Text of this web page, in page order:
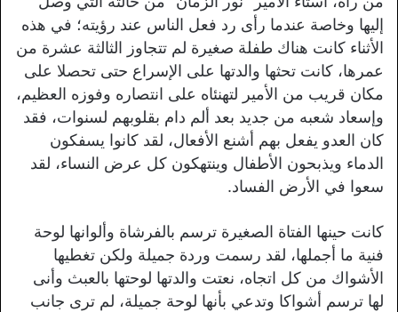
إليها وخاصة عندما رأى رد فعل الناس عند رؤيته؛ في هذه
الأثناء كانت هناك طفلة صغيرة لم تتجاوز الثالثة عشرة من
عمرها، كانت تحثها والدتها على الإسراع حتى تحصلا على
مكان قريب من الأمير لتهنئاه على انتصاره وفوزه العظيم،
وإسعاد شعبه من جديد بعد ألم دام بقلوبهم لسنوات، فقد
كان العدو يفعل بهم أشنع الأفعال، لقد كانوا يسفكون
الدماء ويذبحون الأطفال وينتهكون كل عرض النساء، لقد
سعوا في الأرض الفساد.
كانت حينها الفتاة الصغيرة ترسم بالفرشاة وألوانها لوحة
فنية ما أجملها، لقد رسمت وردة جميلة ولكن تغطيها
الأشواك من كل اتجاه، نعتت والدتها لوحتها بالعبث وأنى
لها ترسم أشواكا وتدعي بأنها لوحة جميلة، لم ترى جانب